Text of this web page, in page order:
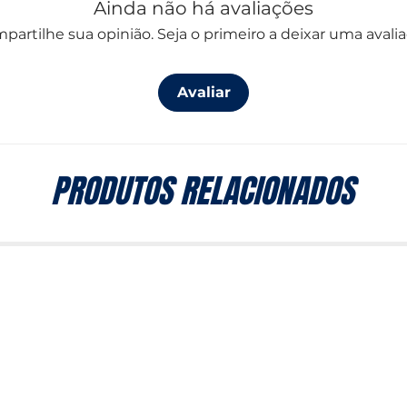
Ainda não há avaliações
sua opinião. Seja o primeiro a deixar uma
Avaliar
PRODUTOS RELACIONADOS